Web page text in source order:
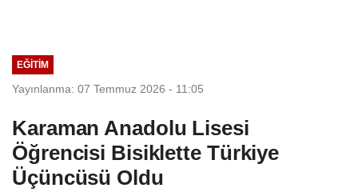
EĞITIM
Yayınlanma: 07 Temmuz 2026 - 11:05
Karaman Anadolu Lisesi
Öğrencisi Bisiklette Türkiye
Üçüncüsü Oldu